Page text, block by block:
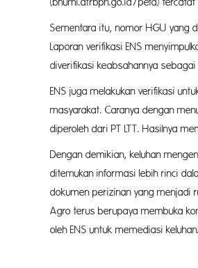
Sementara itu, nomor HGU yang
Laporan verifikasi ENS
diverifikasi keabsahannya
ENS juga melakukan verifikasi
masyarakat. Caranya dengan
diperoleh dari PT LTT. Hasilnya
Dengan demikian, keluhan
ditemukan informasi lebih rinci
dokumen perizinan yang menjadi
Agro terus berupaya membuka
oleh ENS untuk memediasi keluhan.